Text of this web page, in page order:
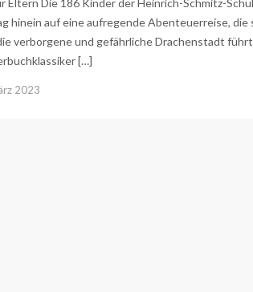
Eltern Die 186 Kinder der Heinrich-Schmitz-
hinein auf eine aufregende Abenteuerreise,
verborgene und gefährliche Drachenstadt
[…]
2023